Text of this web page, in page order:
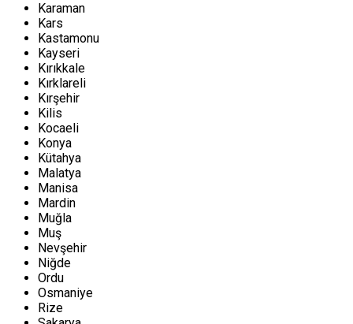
Karaman
Kars
Kastamonu
Kayseri
Kırıkkale
Kırklareli
Kırşehir
Kilis
Kocaeli
Konya
Kütahya
Malatya
Manisa
Mardin
Muğla
Muş
Nevşehir
Niğde
Ordu
Osmaniye
Rize